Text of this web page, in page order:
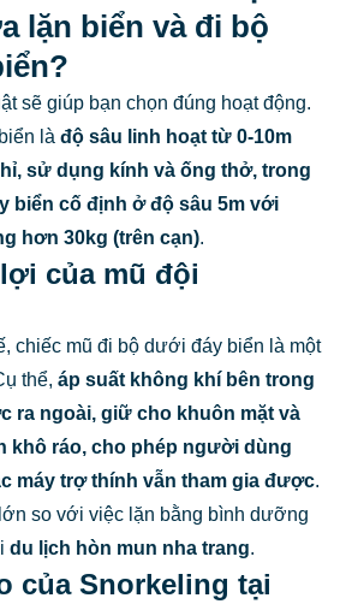
lặn biển và đi bộ
sẽ giúp bạn chọn đúng hoạt động.
là độ sâu linh hoạt từ 0-10m
sử dụng kính và ống thở, trong
biển cố định ở độ sâu 5m với
hơn 30kg (trên cạn).
của mũ đội
chiếc mũ đi bộ dưới đáy biển là một
thể, áp suất không khí bên trong
ra ngoài, giữ cho khuôn mặt và
khô ráo, cho phép người dùng
máy trợ thính vẫn tham gia được.
so với việc lặn bằng bình dưỡng
du lịch hòn mun nha trang.
của Snorkeling tại